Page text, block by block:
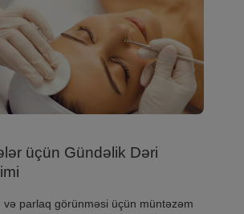
üçün Gündəlik Dəri
və parlaq görünməsi üçün müntəzəm